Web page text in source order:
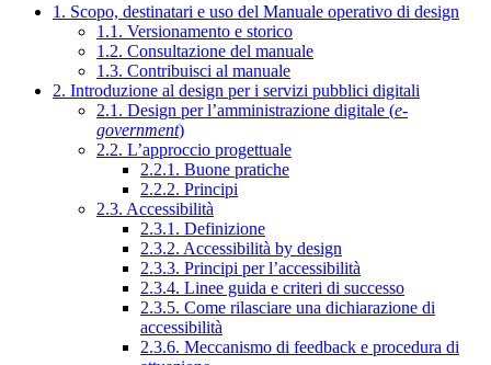
1. Scopo, destinatari e uso del Manuale operativo di design
1.1. Versionamento e storico
1.2. Consultazione del manuale
1.3. Contribuisci al manuale
2. Introduzione al design per i servizi pubblici digitali
2.1. Design per l’amministrazione digitale (e-
government)
2.2. L’approccio progettuale
2.2.1. Buone pratiche
2.2.2. Principi
2.3. Accessibilità
2.3.1. Definizione
2.3.2. Accessibilità by design
2.3.3. Principi per l’accessibilità
2.3.4. Linee guida e criteri di successo
2.3.5. Come rilasciare una dichiarazione di
accessibilità
2.3.6. Meccanismo di feedback e procedura di